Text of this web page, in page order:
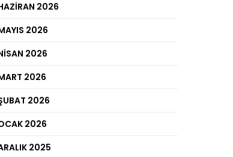
2026
2026
2026
2026
2026
2026
2025